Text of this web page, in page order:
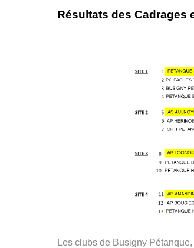
Résultats des Cadrages
Les clubs de Busigny